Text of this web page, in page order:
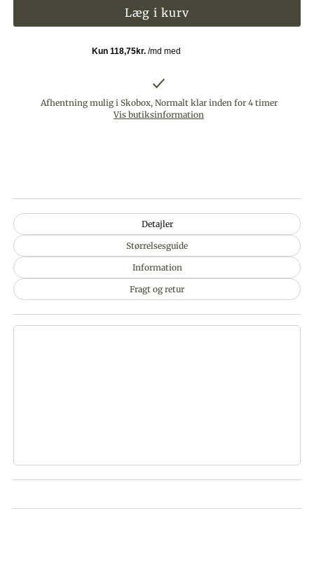
Afhentning mulig i Skobox, Normalt klar inden for 4 timer
Vis butiksinformation
Detajler
Størrelsesguide
Information
Fragt og retur